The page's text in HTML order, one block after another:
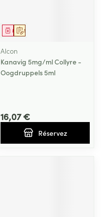
Sur prescription
Médicament
Alcon
Kanavig 5mg/ml Collyre -
Oogdruppels 5ml
16,07 €
Réservez